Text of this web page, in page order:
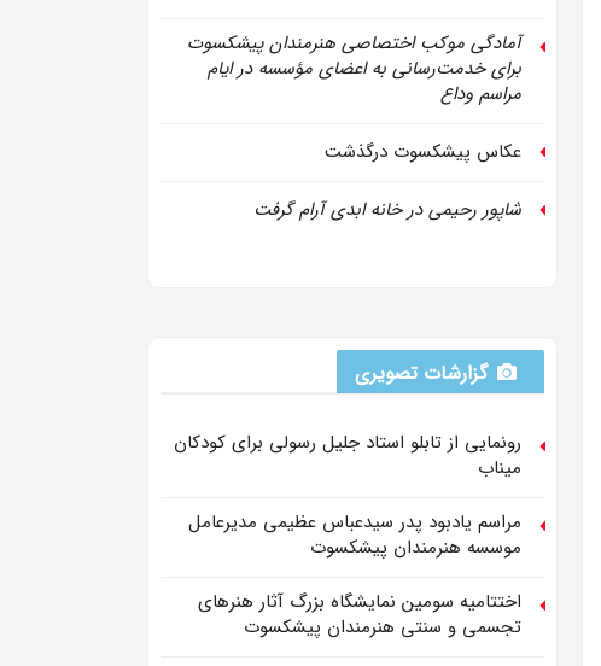
آمادگی موکب اختصاصی هنرمندان پیشکسوت
برای خدمت‌رسانی به اعضای مؤسسه در ایام
مراسم وداع
عکاس پیشکسوت درگذشت
شاپور رحیمی در خانه ابدی آرام گرفت
گزارشات تصویری
رونمایی از تابلو استاد جلیل رسولی برای کودکان
میناب
مراسم یادبود پدر سیدعباس عظیمی مدیرعامل
موسسه هنرمندان پیشکسوت
اختتامیه سومین نمایشگاه بزرگ آثار هنرهای
تجسمی و سنتی هنرمندان پیشکسوت